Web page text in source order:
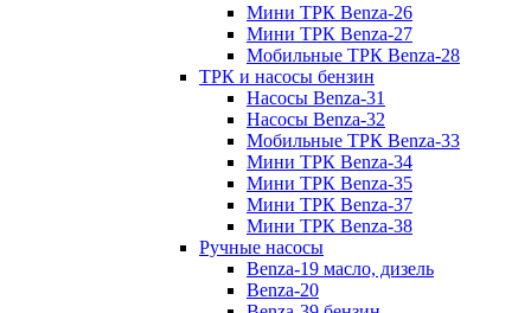
Мини ТРК Benza-26
Мини ТРК Benza-27
Мобильные ТРК Benza-28
ТРК и насосы бензин
Насосы Benza-31
Насосы Benza-32
Мобильные ТРК Benza-33
Мини ТРК Benza-34
Мини ТРК Benza-35
Мини ТРК Benza-37
Мини ТРК Benza-38
Ручные насосы
Benza-19 масло, дизель
Benza-20